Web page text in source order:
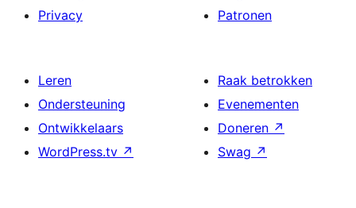
Privacy
Patronen
Leren
Ondersteuning
Ontwikkelaars
WordPress.tv ↗
Raak betrokken
Evenementen
Doneren ↗
Swag ↗